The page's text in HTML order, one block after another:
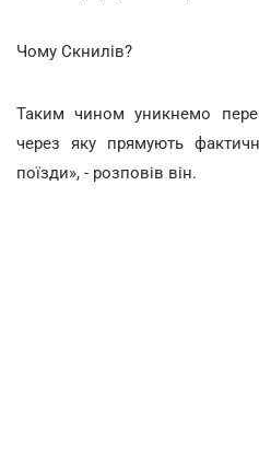
Чому Скнилів?
Таким чином уникнемо
через яку прямують
поїзди», - розповів він.